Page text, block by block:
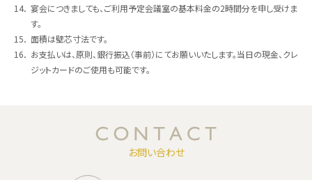
14． 宴会につきましても、ご利用予定会議室の基本料金の2時間分を申し受けま
す。
15． 面積は壁芯寸法です。
16． お支払いは、原則、銀行振込（事前）にてお願いいたします。当日の現金、クレ
ジットカードのご使用も可能です。
お問い合わせ